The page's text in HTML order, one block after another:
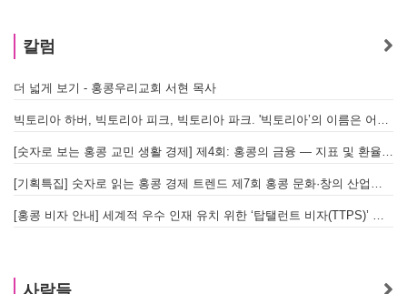
칼럼
더 넓게 보기 - 홍콩우리교회 서현 목사
빅토리아 하버, 빅토리아 피크, 빅토리아 파크. '빅토리아’의 이름은 어떻게 온 걸까? - [이승권 원장의 생활칼럼]
[숫자로 보는 홍콩 교민 생활 경제] 제4회: 홍콩의 금융 — 지표 및 환율, MPF 운영 현황
[기획특집] 숫자로 읽는 홍콩 경제 트렌드 제7회 홍콩 문화·창의 산업의 구조와 분야별 동향
[홍콩 비자 안내] 세계적 우수 인재 유치 위한 ‘탑탤런트 비자(TTPS)’ 주요 요건
사람들